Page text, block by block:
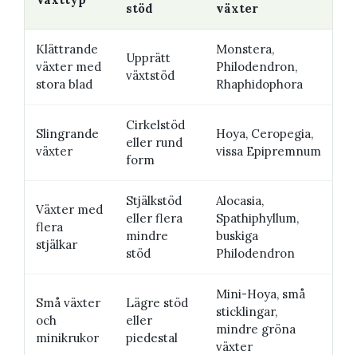
stöd växter
Klättrande
växter med
stora blad
Upprätt
växtstöd
Monstera,
Philodendron,
Rhaphidophora
Slingrande
växter
Cirkelstöd
eller rund
form
Hoya, Ceropegia,
vissa Epipremnum
Växter med
flera
stjälkar
Stjälkstöd
eller flera
mindre
stöd
Alocasia,
Spathiphyllum,
buskiga
Philodendron
Små växter
och
minikrukor
Lägre stöd
eller
piedestal
Mini-Hoya, små
sticklingar,
mindre gröna
växter